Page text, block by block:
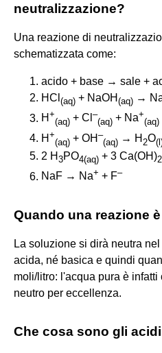
neutralizzazione?
Una reazione di
schematizzata come:
acido + base → sale +
HCl (aq) + NaOH (aq) →
H +
(aq) + Cl –
(aq) + Na+
(aq)
H +
(aq) + OH –
(aq) → H 2O(l
2 H 3PO4(aq) + 3 Ca(OH)2
NaF → Na+ + F–
Quando una reazione
La soluzione si dirà neutra
acida, né basica e quindi
moli/litro: l'acqua pura è
neutro per eccellenza.
Che cosa sono gli